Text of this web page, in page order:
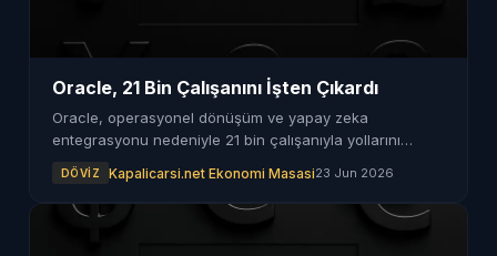
Oracle, 21 Bin Çalışanını İşten Çıkardı
Oracle, operasyonel dönüşüm ve yapay zeka
entegrasyonu nedeniyle 21 bin çalışanıyla yollarını
DÖVIZ Kapalicarsi.net Ekonomi Masasi23 Jun 2026